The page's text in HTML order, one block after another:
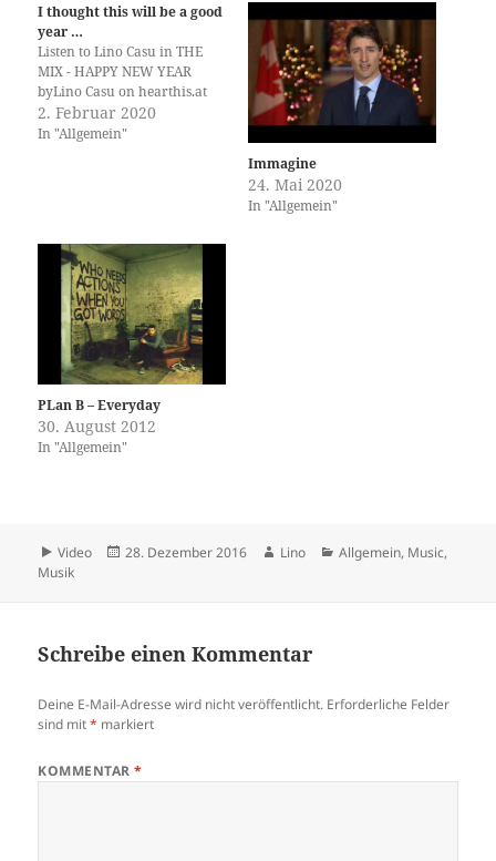
I thought this will be a good
year …
Listen to Lino Casu in THE
MIX - HAPPY NEW YEAR
byLino Casu on hearthis.at
2. Februar 2020
In "Allgemein"
Immagine
24. Mai 2020
In "Allgemein"
PLan B – Everyday
30. August 2012
In "Allgemein"
Format
Video
Veröffentlicht
28. Dezember 2016 Autor
Lino Kategorien
Allgemein, Music,
Musik
Schreibe einen Kommentar
Deine E-Mail-Adresse wird nicht veröffentlicht. Erforderliche Felder
sind mit* markiert
KOMMENTAR*